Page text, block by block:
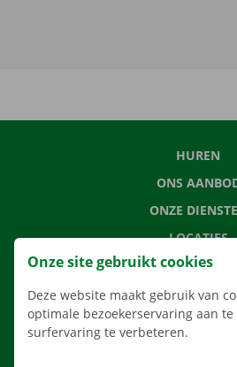
HUREN
ONS
ONZE
LOCATIES
APP
Onze site gebruikt cookies
Deze website maakt gebruik van
optimale bezoekerservaring aan
surfervaring te verbeteren.